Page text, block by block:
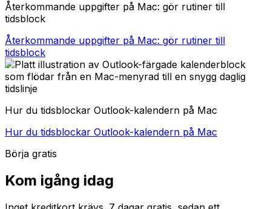
Återkommande uppgifter på Mac: gör rutiner till
tidsblock
Återkommande uppgifter på Mac: gör rutiner till
tidsblock
Hur du tidsblockar Outlook-kalendern på Mac
Hur du tidsblockar Outlook-kalendern på Mac
Börja gratis
Kom igång idag